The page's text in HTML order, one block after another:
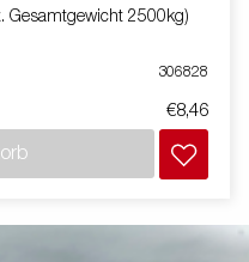
Gesamtgewicht 2500kg)
306828
€8,46